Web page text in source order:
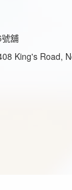
舖
King's Road,